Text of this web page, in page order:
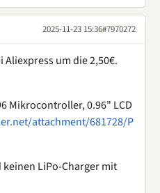
2025-11-23 15:36#7970272
Aliexpress um die 2,50€.
Mikrocontroller, 0.96" LCD
attachment/681728/P
LiPo-Charger mit